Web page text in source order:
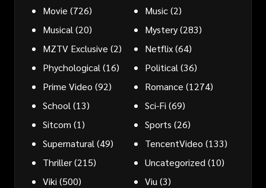
Movie (726) Music(2)
Musical(20) Mystery(283)
MZTV Exclusive (2) Netflix(64)
Phychological(16) Political(36)
Prime Video (92) Romance (1274)
School(13) Sci-Fi (69)
Sitcom (1) Sports (26)
Supernatural(49) TencentVideo (133)
Thriller(215) Uncategorized(10)
Viki (500) Viu(3)